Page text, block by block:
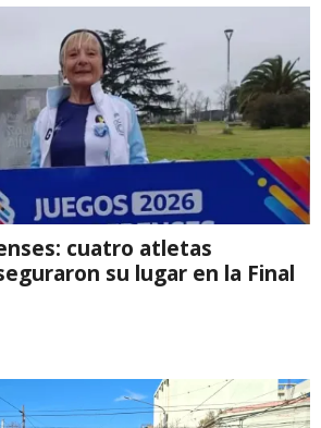
cuatro atletas
su lugar en la Final